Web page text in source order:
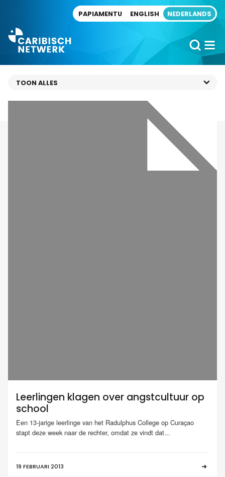
PAPIAMENTU ENGLISH NEDERLANDS
Leerlingen klagen over angstcultuur op
school
Een 13-jarige leerlinge van het Radulphus College op Curaçao
stapt deze week naar de rechter, omdat ze vindt dat...
19 FEBRUARI 2013